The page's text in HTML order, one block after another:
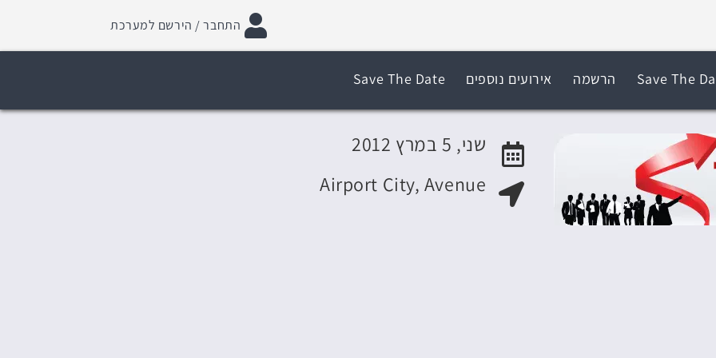
התחבר / הירשם למערכת
Save The הרשמה אירועים נוספים Save The Date
האירוע יתקיים בתאריך
שני, 5 במרץ 2012
Airport City, Avenue